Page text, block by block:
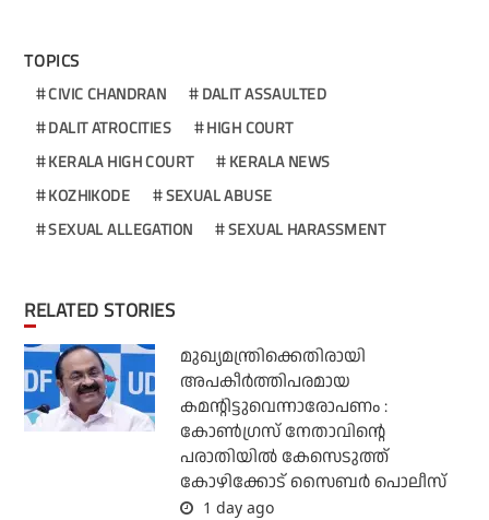
TOPICS
CIVIC CHANDRAN
DALIT ASSAULTED
DALIT ATROCITIES
HIGH COURT
KERALA HIGH COURT
KERALA NEWS
KOZHIKODE
SEXUAL ABUSE
SEXUAL ALLEGATION
SEXUAL HARASSMENT
RELATED STORIES
മുഖ്യമന്ത്രിക്കെതിരായി
അപകീര്‍ത്തിപരമായ
കമന്റിട്ടുവെന്നാരോപണം :
കോണ്‍ഗ്രസ് നേതാവിന്റെ
പരാതിയില്‍ കേസെടുത്ത്
കോഴിക്കോട് സൈബര്‍ പൊലീസ്
1 day ago